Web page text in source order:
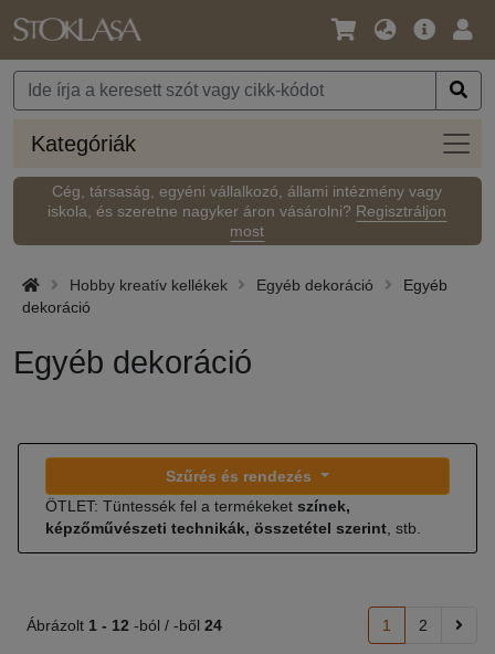
Nyelv
Pénznem
Fő
Kategóriák
Cég, társaság, egyéni vállalkozó, állami intézmény vagy
iskola, és szeretne nagyker áron vásárolni? Regisztráljon
most
Hobby kreatív kellékek Egyéb dekoráció
Egyéb
dekoráció
Egyéb dekoráció
Szűrés és rendezés
ÖTLET: Tüntessék fel a termékeket színek,
képzőművészeti technikák, összetétel szerint , stb.
Ábrázolt 1 - 12 -ból / -ből 24 1 2